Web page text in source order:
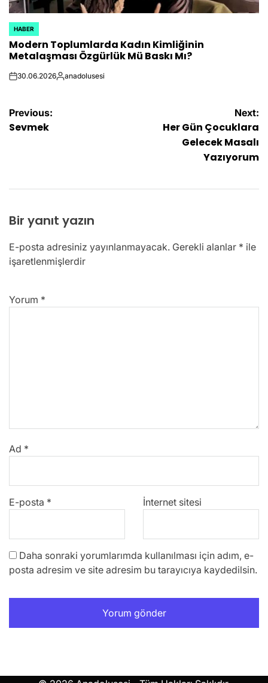
POSTED
IN
HABER
Modern Toplumlarda Kadın Kimliğinin
Metalaşması Özgürlük Mü Baskı Mı?
on30.06.2026Posted
anadolusesi
Yazı
gezinmesi
Previous:
Sevmek
Next:
Her Gün Çocuklara
Gelecek Masalı
Yazıyorum
Bir yanıt yazın
E-posta adresiniz yayınlanmayacak. Gerekli alanlar * ile
işaretlenmişlerdir
Yorum *
Ad *
E-posta * İnternet sitesi
Daha sonraki yorumlarımda kullanılması için adım, e-
posta adresim ve site adresim bu tarayıcıya kaydedilsin.